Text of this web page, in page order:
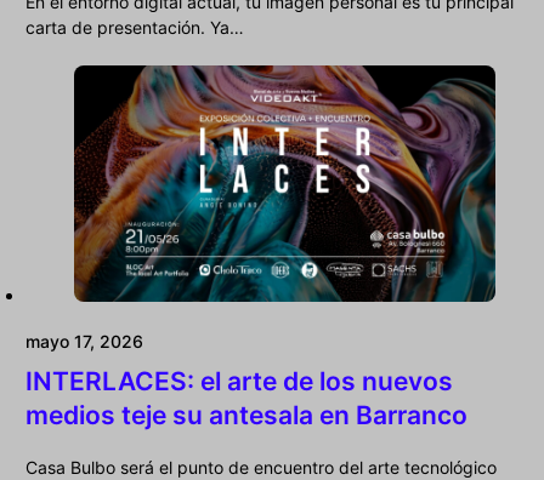
carta de presentación. Ya…
mayo 17, 2026
INTERLACES: el arte de los nuevos
medios teje su antesala en Barranco
Casa Bulbo será el punto de encuentro del arte tecnológico